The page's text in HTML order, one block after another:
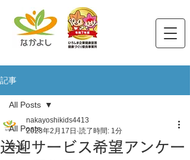
記事
All Posts
学童
All Posts
送迎サービス希望アンケー
nakayoshikids4413
2023年2月17日 読了時間: 1分